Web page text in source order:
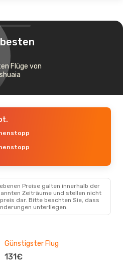
Flüge von
Preise galten innerhalb der
Zeiträume und stellen nicht
dar. Bitte beachten Sie, dass
unterliegen.
Günstigster Flug
131€